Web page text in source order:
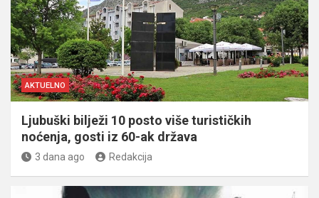
AKTUELNO
Ljubuški bilježi 10 posto više turističkih
noćenja, gosti iz 60-ak država
3 dana ago Redakcija